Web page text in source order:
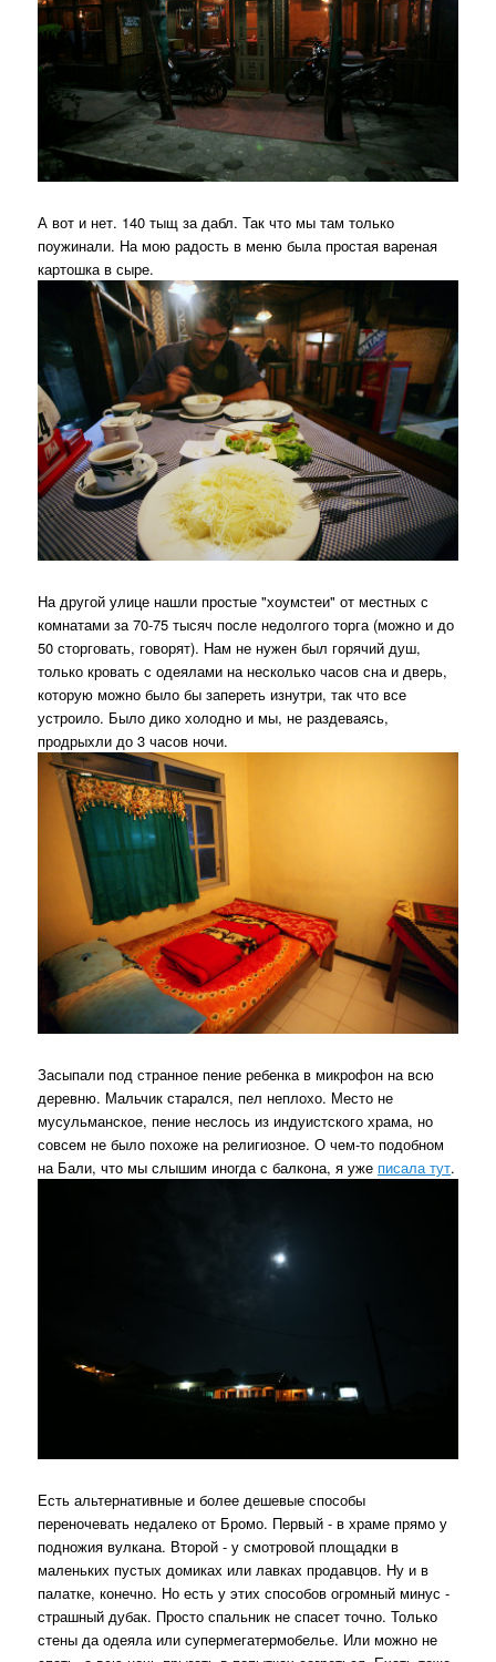
А вот и нет. 140 тыщ за дабл. Так что мы там только
поужинали. На мою радость в меню была простая вареная
картошка в сыре.
На другой улице нашли простые "хоумстеи" от местных с
комнатами за 70-75 тысяч после недолгого торга (можно и до
50 сторговать, говорят). Нам не нужен был горячий душ,
только кровать с одеялами на несколько часов сна и дверь,
которую можно было бы запереть изнутри, так что все
устроило. Было дико холодно и мы, не раздеваясь,
продрыхли до 3 часов ночи.
Засыпали под странное пение ребенка в микрофон на всю
деревню. Мальчик старался, пел неплохо. Место не
мусульманское, пение неслось из индуистского храма, но
совсем не было похоже на религиозное. О чем-то подобном
на Бали, что мы слышим иногда с балкона, я уже писала тут.
Есть альтернативные и более дешевые способы
переночевать недалеко от Бромо. Первый - в храме прямо у
подножия вулкана. Второй - у смотровой площадки в
маленьких пустых домиках или лавках продавцов. Ну и в
палатке, конечно. Но есть у этих способов огромный минус -
страшный дубак. Просто спальник не спасет точно. Только
стены да одеяла или супермегатермобелье. Или можно не